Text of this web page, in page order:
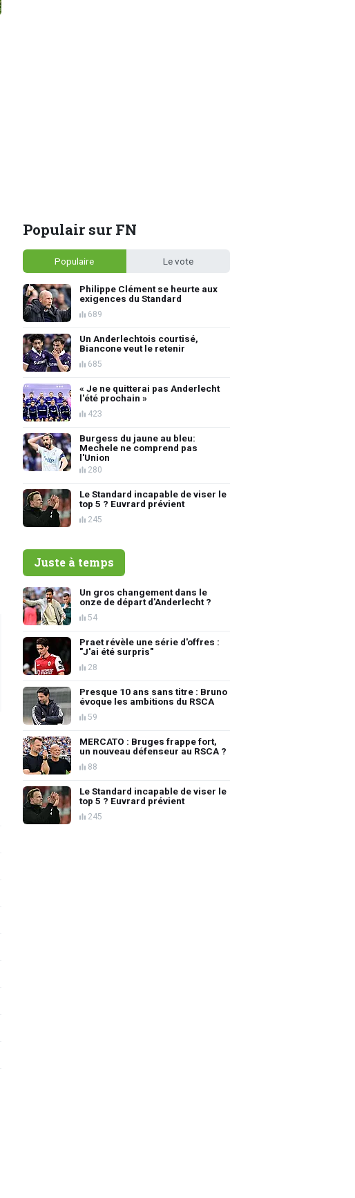
Populair sur FN
Populaire Le vote
Philippe Clément se heurte aux
exigences du Standard
689
Un Anderlechtois courtisé,
Biancone veut le retenir
685
« Je ne quitterai pas Anderlecht
l'été prochain »
423
Burgess du jaune au bleu:
Mechele ne comprend pas
l'Union
280
Le Standard incapable de viser le
top 5 ? Euvrard prévient
245
Juste à temps
Un gros changement dans le
onze de départ d'Anderlecht ?
54
Praet révèle une série d'offres :
"J'ai été surpris"
28
Presque 10 ans sans titre : Bruno
évoque les ambitions du RSCA
59
MERCATO : Bruges frappe fort,
un nouveau défenseur au RSCA ?
88
Le Standard incapable de viser le
top 5 ? Euvrard prévient
245